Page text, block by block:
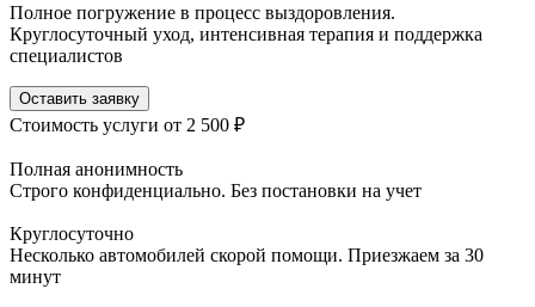
Полное погружение в процесс выздоровления.
Круглосуточный уход, интенсивная терапия и поддержка
специалистов
Оставить заявку
Стоимость услуги от 2 500 ₽
Полная анонимность
Строго конфиденциально. Без постановки на учет
Круглосуточно
Несколько автомобилей скорой помощи. Приезжаем за 30
минут